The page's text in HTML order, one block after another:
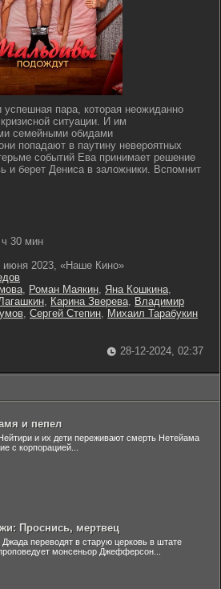
пара, которая неожиданно
ситуации. И им
семейными обидами
попадают в паутину невероятных
событий Ева принимает решение
и берет Дениса в заложники. Вспомнит
ч 30 мин
июня 2023, «Наше Кино»
, Роман Маякин, Яна Кошкина,
, Карина Зверева, Владимир
, Сергей Степин, Михаил Тарабукин
28-12-2024, 02:37
и пепел
и их дети переживают смерть Нетейама
с корпорацией...
Проснись, мертвец
Джада переводят в старую церковь в штате
монсеньор Джефферсон...